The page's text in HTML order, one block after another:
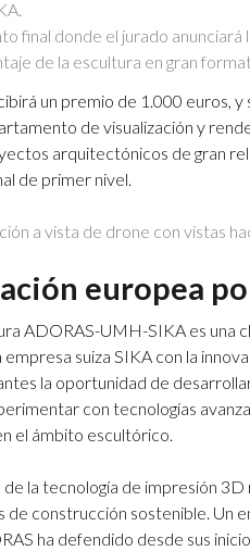
final donde el jurado anunciará
de la escultura en gran
un premio de 1.000 euros,
de visualización y
arquitectónicos de gran
de primer nivel.
europea
ADORAS-UMH-SIKA es
suiza SIKA con la
la oportunidad de
con tecnologías
el ámbito escultórico.
de la tecnología de impresión
de construcción sostenible. Un
ha defendido desde sus